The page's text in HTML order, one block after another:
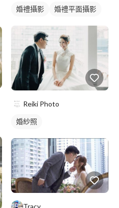
婚禮攝影 婚禮平面攝影
Reiki Photo
婚紗照